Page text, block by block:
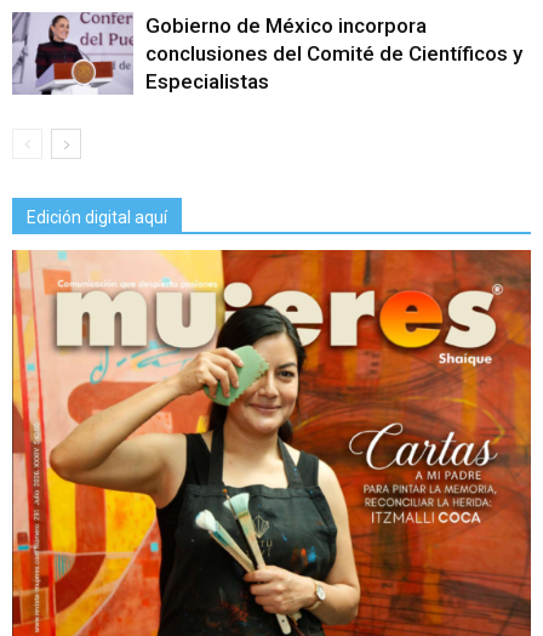
Gobierno de México incorpora
conclusiones del Comité de Científicos y
Especialistas
Edición digital aquí